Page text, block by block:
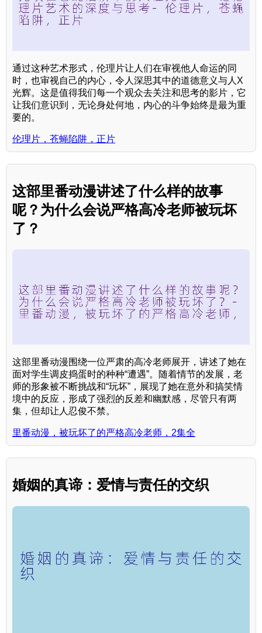
通过这种艺术形式，伦理片让人们在审视他人命运的同
时，也审视自己的内心，令人深思其中的道德意义与人X
光辉。这是值得我们每一个观众去关注和思考的影片，它
让我们意识到，无论身处何地，内心的斗争始终是最为重
要的。
伦理片，苍蝇陷阱，正片
这部里番动漫讲述了什么样的故事
呢？为什么会说严格高冷老师被玩坏
了？
这部里番动漫围绕一位严肃的高冷老师展开，讲述了她在
面对学生调皮捣蛋时的种种“遭遇”。随着情节的发展，老
师的形象被不断挑战和“玩坏”，展现了她在意外和搞笑情
境中的反应，形成了强烈的反差和幽默感，尽管只有两
集，但却让人忍俊不禁。
里番动漫，被玩坏了的严格高冷老师，2集全
婚姻的真谛：爱情与责任的交织